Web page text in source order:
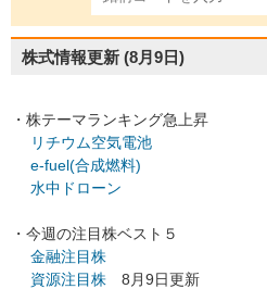
株式情報更新 (8月9日)
・株テーマランキング急上昇
リチウム空気電池
e-fuel(合成燃料)
水中ドローン
・今週の注目株ベスト５
金融注目株
資源注目株 8月9日更新